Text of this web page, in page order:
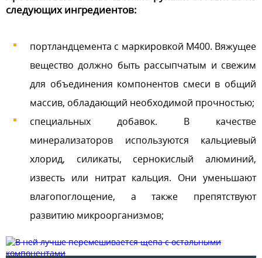
следующих ингредиентов:
портландцемента с маркировкой М400. Вяжущее
вещество должно быть рассыпчатым и свежим
для объединения компонентов смеси в общий
массив, обладающий необходимой прочностью;
специальных добавок. В качестве
минерализаторов используются кальциевый
хлорид, силикаты, сернокислый алюминий,
известь или нитрат кальция. Они уменьшают
влагопоглощение, а также препятствуют
развитию микроорганизмов;